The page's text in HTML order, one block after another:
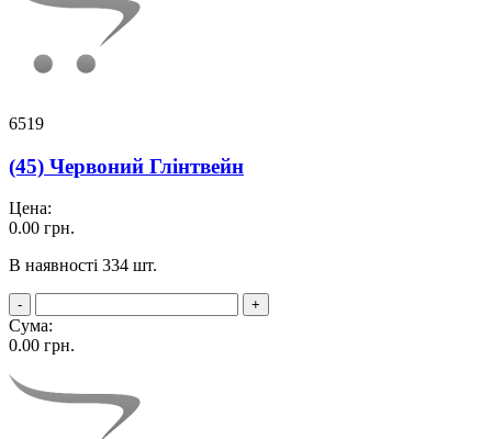
6519
(45) Червоний Глінтвейн
Цена:
0.00 грн.
В наявності 334 шт.
- +
Сума:
0.00 грн.